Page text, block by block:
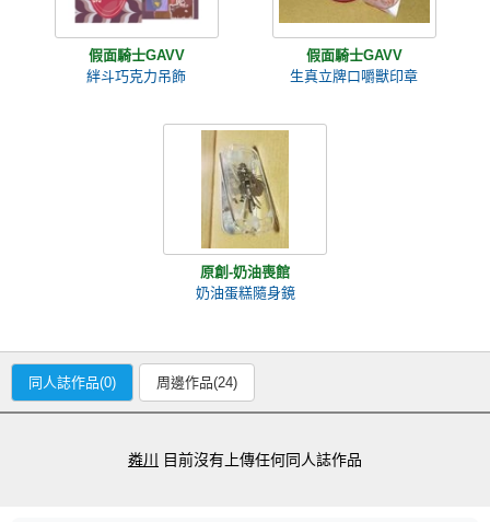
假面騎士GAVV
絆斗巧克力吊飾
假面騎士GAVV
生真立牌口嚼獸印章
原創-奶油喪館
奶油蛋糕隨身鏡
同人誌作品(0) 周邊作品(24)
粦川 目前沒有上傳任何同人誌作品